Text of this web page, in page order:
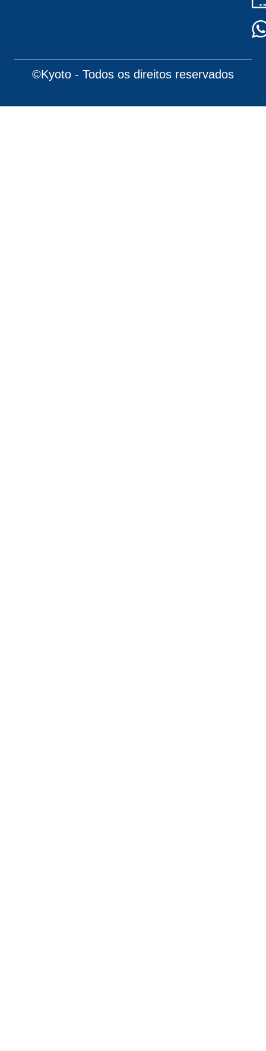
©Kyoto - Todos os direitos reservados